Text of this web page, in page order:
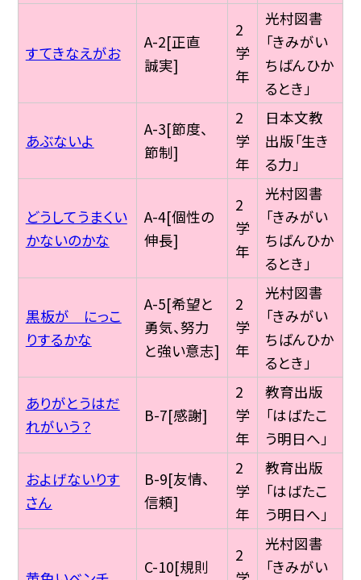
すてきなえがお
A-2[正直
誠実]
2
学
年
光村図書
「きみがい
ちばんひか
るとき」
あぶないよ
A-3[節度、
節制]
2
学
年
日本文教
出版「生き
る力」
どうしてうまくい
かないのかな
A-4[個性の
伸長]
2
学
年
光村図書
「きみがい
ちばんひか
るとき」
黒板が にっこ
りするかな
A-5[希望と
勇気、努力
と強い意志]
2
学
年
光村図書
「きみがい
ちばんひか
るとき」
ありがとうはだ
れがいう？
B-7[感謝]
2
学
年
教育出版
「はばたこ
う明日へ」
およげないりす
さん
B-9[友情、
信頼]
2
学
年
教育出版
「はばたこ
う明日へ」
C-10[規則
2
光村図書
「きみがい